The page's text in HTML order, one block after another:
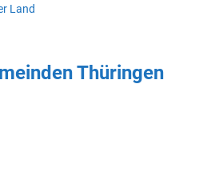
Land
Thüringen